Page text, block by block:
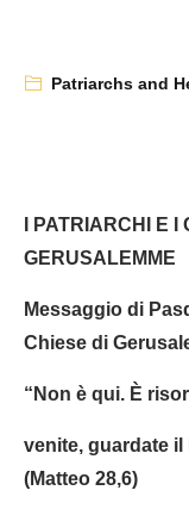
Patriarchs and
I PATRIARCHI E
GERUSALEMME
Messaggio di
Chiese di
“Non è qui. È
venite, guardate
(Matteo 28,6)